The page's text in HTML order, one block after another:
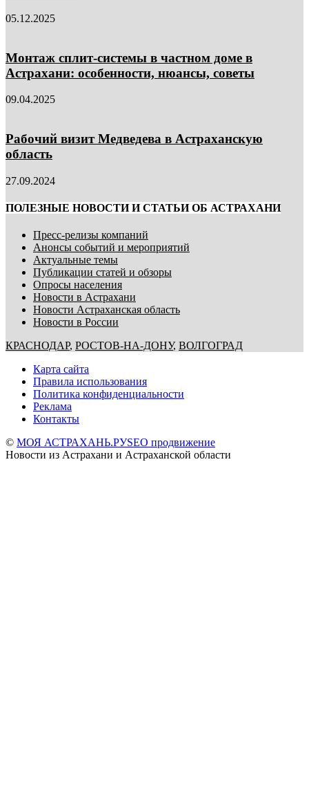
05.12.2025
Монтаж сплит-системы в частном доме в
Астрахани: особенности, нюансы, советы
09.04.2025
Рабочий визит Медведева в Астраханскую
область
27.09.2024
ПОЛЕЗНЫЕ НОВОСТИ И СТАТЬИ ОБ АСТРАХАНИ
Пресс-релизы компаний
Анонсы событий и мероприятий
Актуальные темы
Публикации статей и обзоры
Опросы населения
Новости в Астрахани
Новости Астраханская область
Новости в России
КРАСНОДАР, РОСТОВ-НА-ДОНУ, ВОЛГОГРАД
Карта сайта
Правила использования
Политика конфиденциальности
Реклама
Контакты
© МОЯ АСТРАХАНЬ.РУSEO продвижение
Новости из Астрахани и Астраханской области